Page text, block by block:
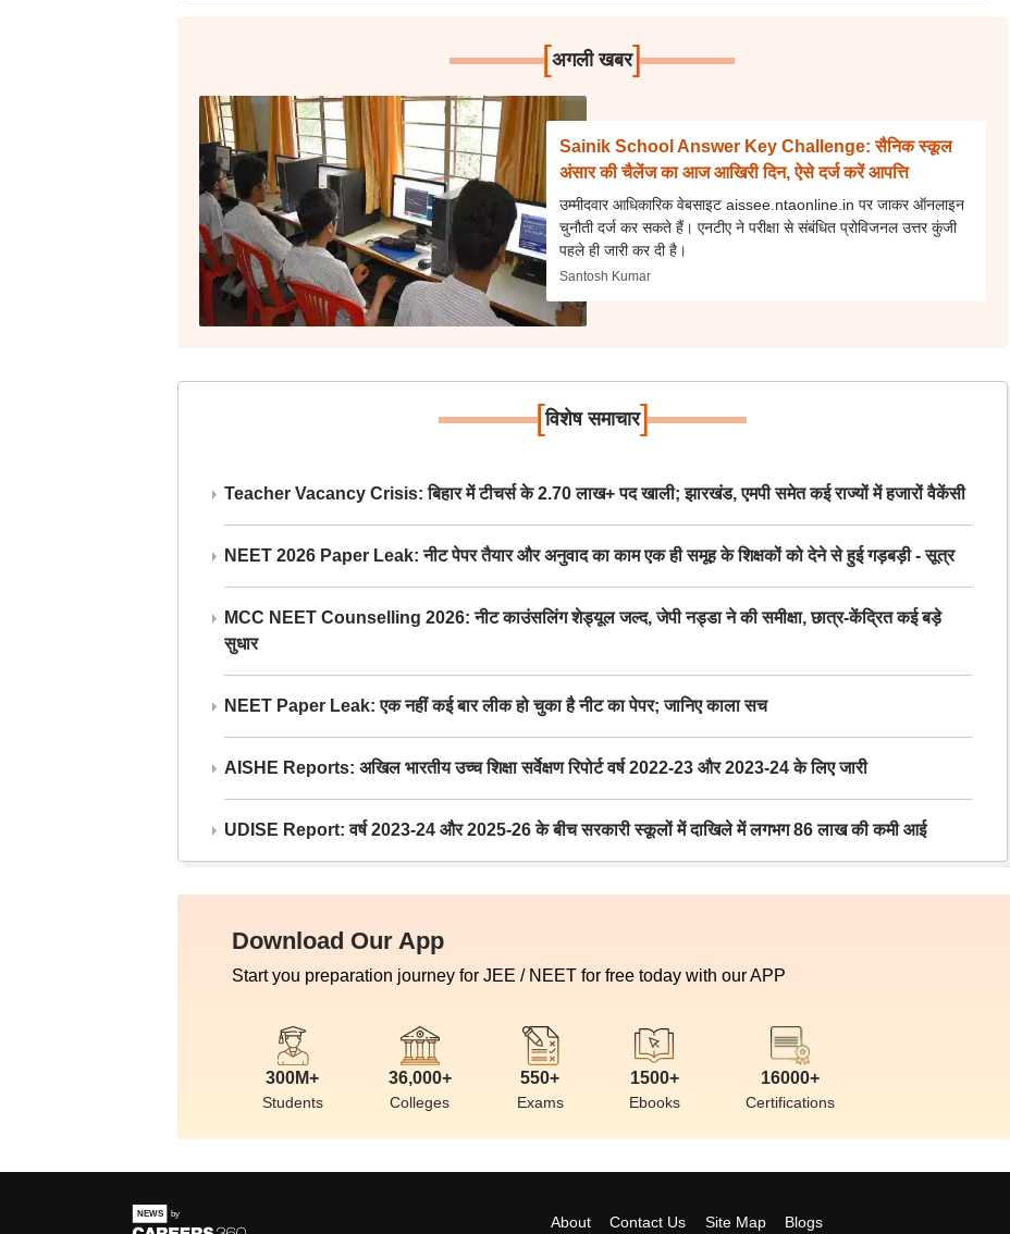
[अगली खबर]
Sainik School Answer Key Challenge: सैनिक स्कूल
अंसार की चैलेंज का आज आखिरी दिन, ऐसे दर्ज करें आपत्ति
उम्मीदवार आधिकारिक वेबसाइट aissee.ntaonline.in पर जाकर ऑनलाइन
चुनौती दर्ज कर सकते हैं। एनटीए ने परीक्षा से संबंधित प्रोविजनल उत्तर कुंजी
पहले ही जारी कर दी है।
Santosh Kumar
[विशेष समाचार]
Teacher Vacancy Crisis: बिहार में टीचर्स के 2.70 लाख+ पद खाली; झारखंड, एमपी समेत कई राज्यों में हजारों वैकेंसी
NEET 2026 Paper Leak: नीट पेपर तैयार और अनुवाद का काम एक ही समूह के शिक्षकों को देने से हुई गड़बड़ी - सूत्र
MCC NEET Counselling 2026: नीट काउंसलिंग शेड्यूल जल्द, जेपी नड्डा ने की समीक्षा, छात्र-केंद्रित कई बड़े
सुधार
NEET Paper Leak: एक नहीं कई बार लीक हो चुका है नीट का पेपर; जानिए काला सच
AISHE Reports: अखिल भारतीय उच्च शिक्षा सर्वेक्षण रिपोर्ट वर्ष 2022-23 और 2023-24 के लिए जारी
UDISE Report: वर्ष 2023-24 और 2025-26 के बीच सरकारी स्कूलों में दाखिले में लगभग 86 लाख की कमी आई
Download Our App
Start you preparation journey for JEE / NEET for free today with our APP
300M+
Students
36,000+
Colleges
550+
Exams
1500+
Ebooks
16000+
Certifications
About Contact Us Site Map Blogs